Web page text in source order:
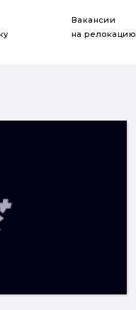
Вакансии
на релокацию